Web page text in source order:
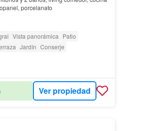
porcelanato
Vista panorámica Patio
Jardín Conserje
Ver propiedad